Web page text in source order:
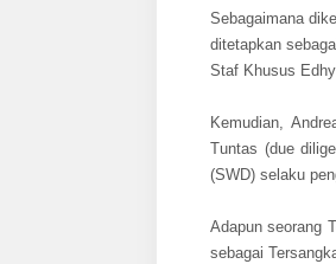
Sebagaimana
ditetapkan
Staf Khusus
Kemudian,
Tuntas (due
(SWD) selaku
Adapun seorang
sebagai